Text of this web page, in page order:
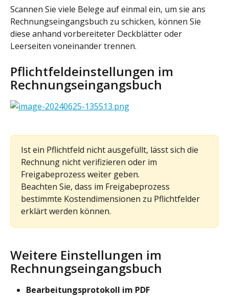
Scannen Sie viele Belege auf einmal ein, um sie ans
Rechnungseingangsbuch zu schicken, können Sie
diese anhand vorbereiteter Deckblätter oder
Leerseiten voneinander trennen.
Pflichtfeldeinstellungen im
Rechnungseingangsbuch
Ist ein Pflichtfeld nicht ausgefüllt, lässt sich die
Rechnung nicht verifizieren oder im
Freigabeprozess weiter geben.
Beachten Sie, dass im Freigabeprozess
bestimmte Kostendimensionen zu Pflichtfelder
erklärt werden können.
Weitere Einstellungen im
Rechnungseingangsbuch
Bearbeitungsprotokoll im PDF